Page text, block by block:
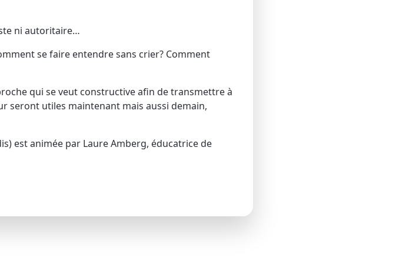
ni autoritaire…
se faire entendre sans crier? Comment
qui se veut constructive afin de transmettre à
seront utiles maintenant mais aussi demain,
est animée par Laure Amberg, éducatrice de